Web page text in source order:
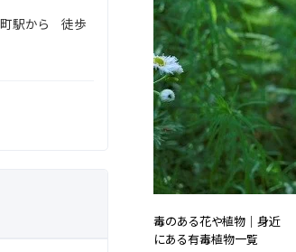
駅から 徒歩
毒のある花や植物｜身近
にある有毒植物一覧